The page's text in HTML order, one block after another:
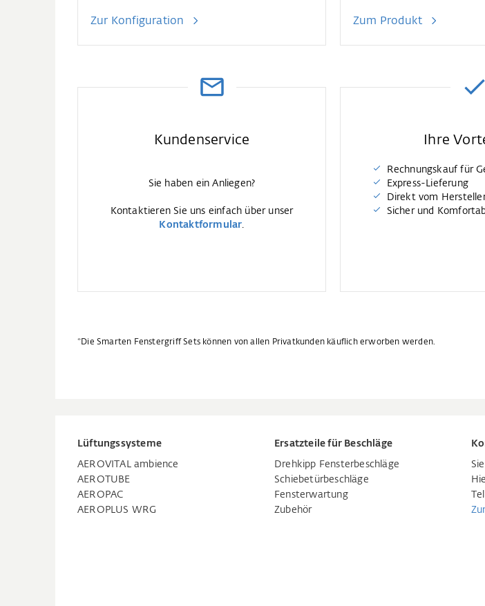
Zur Konfiguration Zum Produkt
Kundenservice
Sie haben ein Anliegen?
Kontaktieren Sie uns einfach über unser
Kontaktformular.
Ihre
Rechnungskauf für
Express-Lieferung
Direkt vom
Sicher und
*Die Smarten Fenstergriff Sets können von allen Privatkunden käuflich erworben werden.
Lüftungssysteme
AEROVITAL ambience
AEROTUBE
AEROPAC
AEROPLUS WRG
Ersatzteile für Beschläge
Drehkipp Fensterbeschläge
Schiebetürbeschläge
Fensterwartung
Zubehör